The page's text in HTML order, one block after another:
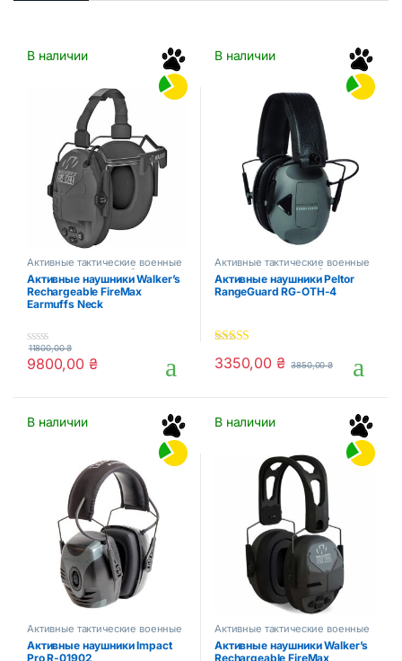
В наличии
Активные тактические военные
наушники для стрельбы
Активные наушники Walker’s
Rechargeable FireMax
Earmuffs Neck
0
o
f
5
9800,00 ₴
11800,00₴
В наличии
Активные тактические военные
наушники для стрельбы
Активные наушники Peltor
RangeGuard RG-OTH-4
4.00out of
5
3350,00 ₴ 3850,00₴
В наличии
Активные тактические военные
наушники для стрельбы
Активные наушники Impact
Pro R-01902
В наличии
Активные тактические военные
наушники для стрельбы
Активные наушники Walker’s
Rechargeable FireMax